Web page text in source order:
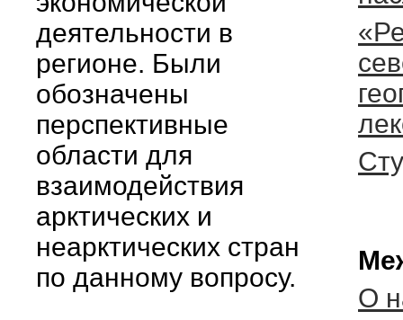
деятельности в
регионе. Были
обозначены
перспективные
области для
взаимодействия
арктических и
неарктических стран
по данному вопросу.
О